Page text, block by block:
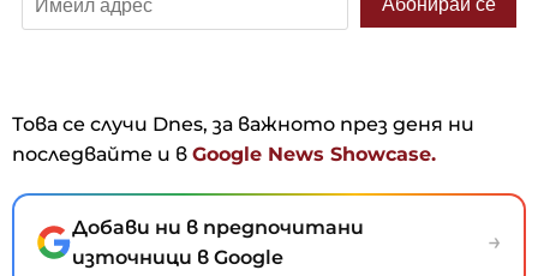
Това се случи Dnes, за важното през деня ни
последвайте и в Google News Showcase.
Добави ни в предпочитани
източници в Google
→